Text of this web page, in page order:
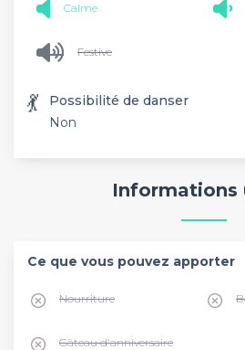
Calme
Festive
💃
Possibilité de danser
Non
Informations
Ce que vous pouvez apporter
Nourriture
Gâteau d'anniversaire